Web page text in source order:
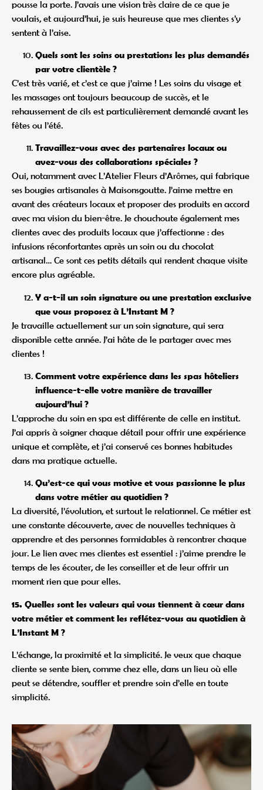
pousse la porte. J’avais une vision très claire de ce que je
voulais, et aujourd’hui, je suis heureuse que mes clientes s’y
sentent à l’aise.
Quels sont les soins ou prestations les plus demandés
par votre clientèle ?
C’est très varié, et c’est ce que j’aime ! Les soins du visage et
les massages ont toujours beaucoup de succès, et le
rehaussement de cils est particulièrement demandé avant les
fêtes ou l’été.
Travaillez-vous avec des partenaires locaux ou
avez-vous des collaborations spéciales ?
Oui, notamment avec L’Atelier Fleurs d’Arômes, qui fabrique
ses bougies artisanales à Maisonsgoutte. J’aime mettre en
avant des créateurs locaux et proposer des produits en accord
avec ma vision du bien-être. Je chouchoute également mes
clientes avec des produits locaux que j’affectionne : des
infusions réconfortantes après un soin ou du chocolat
artisanal… Ce sont ces petits détails qui rendent chaque visite
encore plus agréable.
Y a-t-il un soin signature ou une prestation exclusive
que vous proposez à L’Instant M ?
Je travaille actuellement sur un soin signature, qui sera
disponible cette année. J’ai hâte de le partager avec mes
clientes !
Comment votre expérience dans les spas hôteliers
influence-t-elle votre manière de travailler
aujourd’hui ?
L’approche du soin en spa est différente de celle en institut.
J’ai appris à soigner chaque détail pour offrir une expérience
unique et complète, et j’ai conservé ces bonnes habitudes
dans ma pratique actuelle.
Qu’est-ce qui vous motive et vous passionne le plus
dans votre métier au quotidien ?
La diversité, l’évolution, et surtout le relationnel. Ce métier est
une constante découverte, avec de nouvelles techniques à
apprendre et des personnes formidables à rencontrer chaque
jour. Le lien avec mes clientes est essentiel : j’aime prendre le
temps de les écouter, de les conseiller et de leur offrir un
moment rien que pour elles.
15. Quelles sont les valeurs qui vous tiennent à cœur dans
votre métier et comment les reflétez-vous au quotidien à
L’Instant M ?
L’échange, la proximité et la simplicité. Je veux que chaque
cliente se sente bien, comme chez elle, dans un lieu où elle
peut se détendre, souffler et prendre soin d’elle en toute
simplicité.